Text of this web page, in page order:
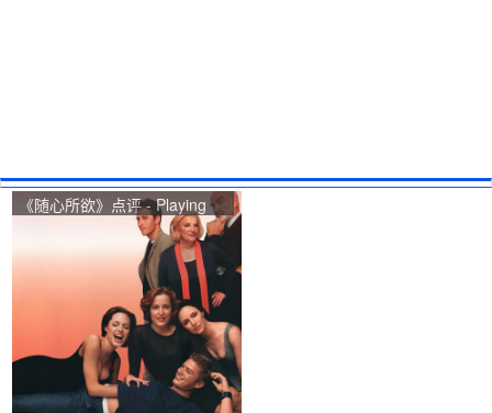
《随心所欲》点评 - Playing
by Heart网友评价